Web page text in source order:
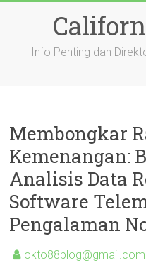
Info Penting dan
Membongkar
Kemenangan:
Analisis Data
Software
Pengalaman
okto88blog@gmail.com